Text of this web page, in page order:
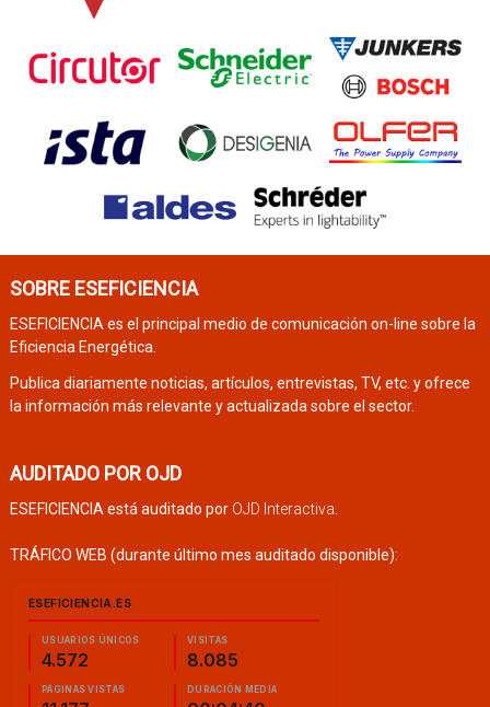
SOBRE ESEFICIENCIA
ESEFICIENCIA es el principal medio de comunicación on-line sobre la
Eficiencia Energética.
Publica diariamente noticias, artículos, entrevistas, TV, etc. y ofrece
la información más relevante y actualizada sobre el sector.
AUDITADO POR OJD
ESEFICIENCIA está auditado por OJD Interactiva
TRÁFICO WEB (durante último mes auditado disponible):